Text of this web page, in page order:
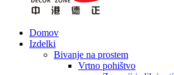
Domov
Izdelki
Bivanje na prostem
Vrtno pohištvo